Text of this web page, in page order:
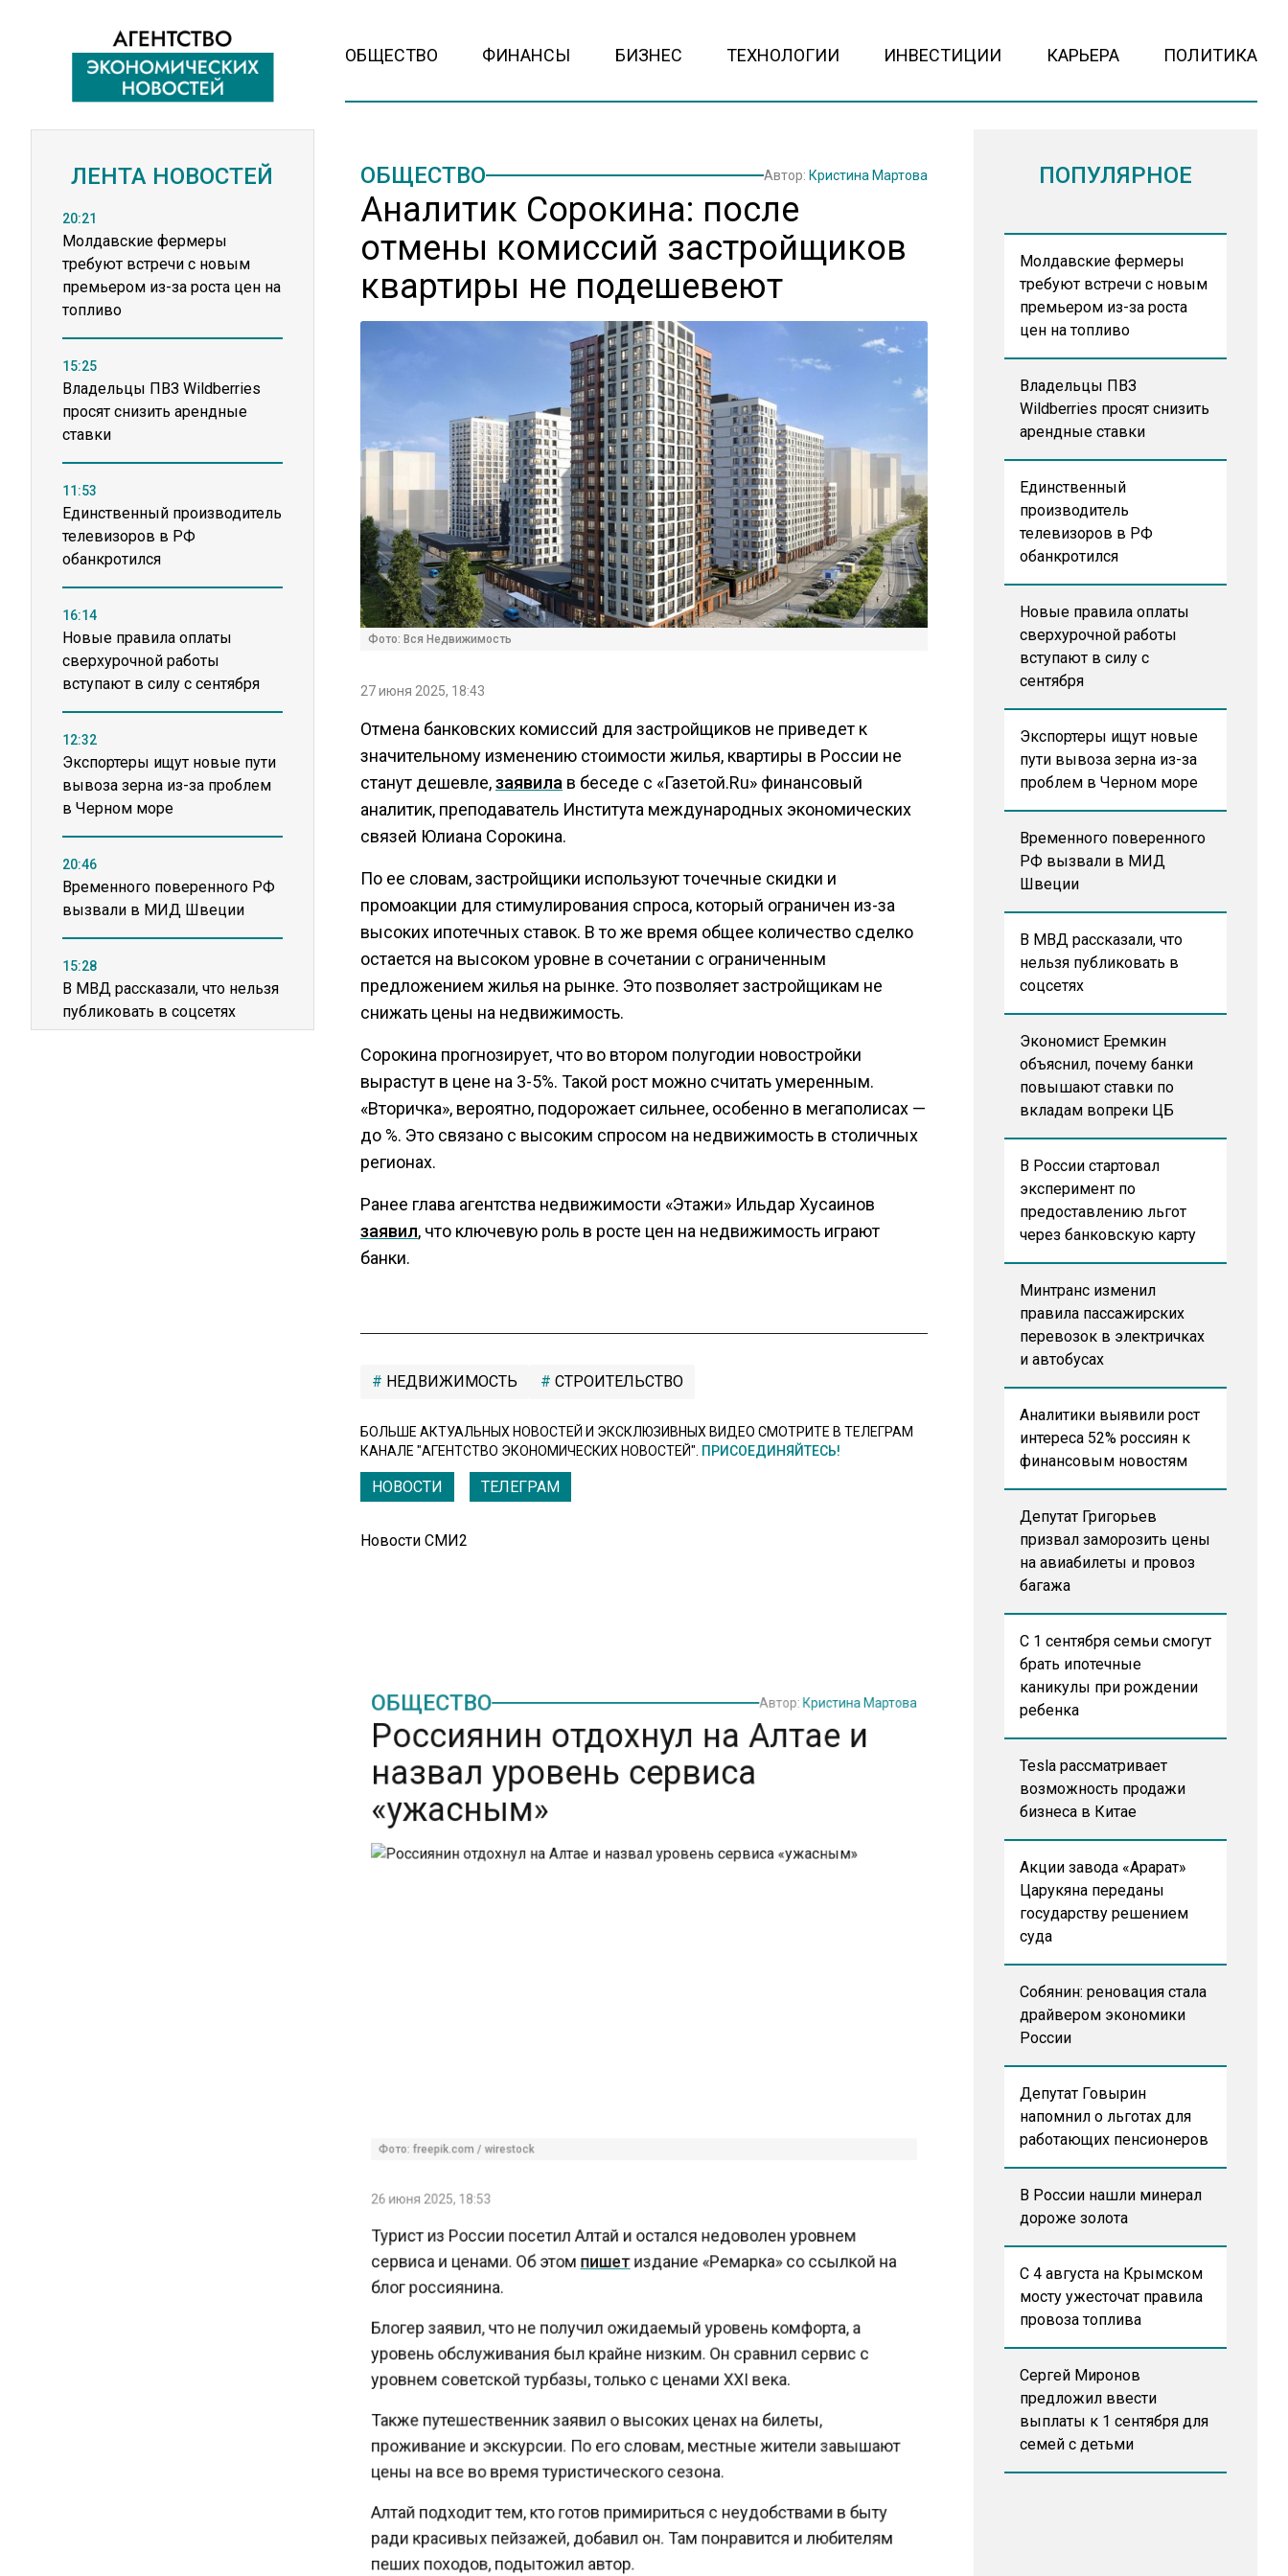
ОБЩЕСТВО ФИНАНСЫ БИЗНЕС ТЕХНОЛОГИИ ИНВЕСТИЦИИ КАРЬЕРА ПОЛИТИКА
ЛЕНТА НОВОСТЕЙ
20:21
Молдавские фермеры
требуют встречи с новым
премьером из-за роста цен на
топливо
15:25
Владельцы ПВЗ Wildberries
просят снизить арендные
ставки
11:53
Единственный производитель
телевизоров в РФ
обанкротился
16:14
Новые правила оплаты
сверхурочной работы
вступают в силу с сентября
12:32
Экспортеры ищут новые пути
вывоза зерна из-за проблем
в Черном море
20:46
Временного поверенного РФ
вызвали в МИД Швеции
15:28
В МВД рассказали, что нельзя
публиковать в соцсетях
ОБЩЕСТВО Автор: Кристина Мартова
Аналитик Сорокина: после
отмены комиссий застройщиков
квартиры не подешевеют
Фото: Вся Недвижимость
27 июня 2025, 18:43
Отмена банковских комиссий для застройщиков не приведет к
значительному изменению стоимости жилья, квартиры в России не
станут дешевле,заявила в беседе с «Газетой.Ru» финансовый
аналитик, преподаватель Института международных экономических
связей Юлиана Сорокина.
По ее словам, застройщики используют точечные скидки и
промоакции для стимулирования спроса, который ограничен из-за
высоких ипотечных ставок. В то же время общее количество сделко
остается на высоком уровне в сочетании с ограниченным
предложением жилья на рынке. Это позволяет застройщикам не
снижать цены на недвижимость.
Сорокина прогнозирует, что во втором полугодии новостройки
вырастут в цене на 3-5%. Такой рост можно считать умеренным.
«Вторичка», вероятно, подорожает сильнее, особенно в мегаполисах —
до %. Это связано с высоким спросом на недвижимость в столичных
регионах.
Ранее глава агентства недвижимости «Этажи» Ильдар Хусаинов
заявил, что ключевую роль в росте цен на недвижимость играют
банки.
НЕДВИЖИМОСТЬ СТРОИТЕЛЬСТВО
БОЛЬШЕ АКТУАЛЬНЫХ НОВОСТЕЙ И ЭКСКЛЮЗИВНЫХ ВИДЕО СМОТРИТЕ В ТЕЛЕГРАМ
КАНАЛЕ "АГЕНТСТВО ЭКОНОМИЧЕСКИХ НОВОСТЕЙ". ПРИСОЕДИНЯЙТЕСЬ!
НОВОСТИ ТЕЛЕГРАМ
Новости СМИ2
Россиянин отдохнул на Алтае и
назвал уровень сервиса
«ужасным»
26 июня 2025, 18:53
Турист из России посетил Алтай и остался недоволен уровнем
сервиса и ценами. Об этом пишетиздание «Ремарка» со ссылкой на
блог россиянина.
Блогер заявил, что не получил ожидаемый уровень комфорта, а
уровень обслуживания был крайне низким. Он сравнил сервис с
уровнем советской турбазы, только с ценами XXI века.
Также путешественник заявил о высоких ценах на билеты,
проживание и экскурсии. По его словам, местные жители завышают
цены на все во время туристического сезона.
Алтай подходит тем, кто готов примириться с неудобствами в быту
ради красивых пейзажей, добавил он. Там понравится и любителям
пеших походов, подытожил автор.
ПОПУЛЯРНОЕ
Молдавские фермеры
требуют встречи с новым
премьером из-за роста
цен на топливо
Владельцы ПВЗ
Wildberries просят снизить
арендные ставки
Единственный
производитель
телевизоров в РФ
обанкротился
Новые правила оплаты
сверхурочной работы
вступают в силу с
сентября
Экспортеры ищут новые
пути вывоза зерна из-за
проблем в Черном море
Временного поверенного
РФ вызвали в МИД
Швеции
В МВД рассказали, что
нельзя публиковать в
соцсетях
Экономист Еремкин
объяснил, почему банки
повышают ставки по
вкладам вопреки ЦБ
В России стартовал
эксперимент по
предоставлению льгот
через банковскую карту
Минтранс изменил
правила пассажирских
перевозок в электричках
и автобусах
Аналитики выявили рост
интереса 52% россиян к
финансовым новостям
Депутат Григорьев
призвал заморозить цены
на авиабилеты и провоз
багажа
С 1 сентября семьи смогут
брать ипотечные
каникулы при рождении
ребенка
Tesla рассматривает
возможность продажи
бизнеса в Китае
Акции завода «Арарат»
Царукяна переданы
государству решением
суда
Собянин: реновация стала
драйвером экономики
России
Депутат Говырин
напомнил о льготах для
работающих пенсионеров
В России нашли минерал
дороже золота
С 4 августа на Крымском
мосту ужесточат правила
провоза топлива
Сергей Миронов
предложил ввести
выплаты к 1 сентября для
семей с детьми